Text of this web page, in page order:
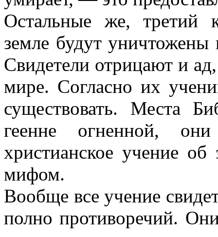
Остальные же, третий
земле будут уничтожены
Свидетели отрицают и
мире. Согласно их
существовать. Места
геенне огненной,
христианское учение
мифом.
Вообще все учение
полно противоречий.